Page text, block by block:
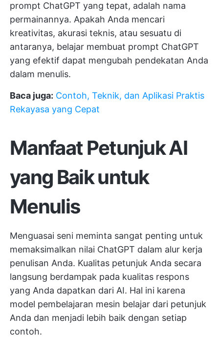
prompt ChatGPT yang tepat, adalah nama
permainannya. Apakah Anda mencari
kreativitas, akurasi teknis, atau sesuatu di
antaranya, belajar membuat prompt ChatGPT
yang efektif dapat mengubah pendekatan Anda
dalam menulis.
Baca juga: Contoh, Teknik, dan Aplikasi Praktis
Rekayasa yang Cepat
Manfaat Petunjuk AI
yang Baik untuk
Menulis
Menguasai seni meminta sangat penting untuk
memaksimalkan nilai ChatGPT dalam alur kerja
penulisan Anda. Kualitas petunjuk Anda secara
langsung berdampak pada kualitas respons
yang Anda dapatkan dari AI. Hal ini karena
model pembelajaran mesin belajar dari petunjuk
Anda dan menjadi lebih baik dengan setiap
contoh.